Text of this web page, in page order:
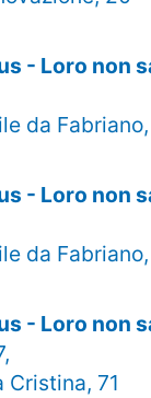
- Loro non
da Fabriano,
- Loro non
da Fabriano,
- Loro non
Cristina, 71